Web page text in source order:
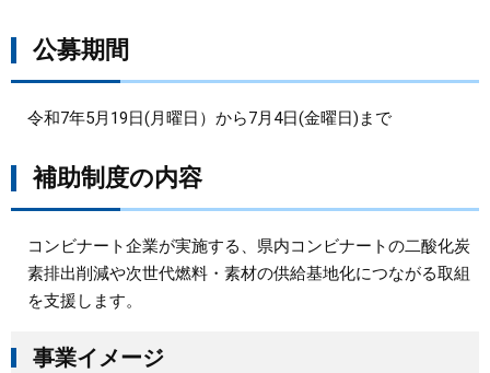
公募期間
令和7年5月19日(月曜日）から7月4日(金曜日)まで
補助制度の内容
コンビナート企業が実施する、県内コンビナートの二酸化炭
素排出削減や次世代燃料・素材の供給基地化につながる取組
を支援します。
事業イメージ